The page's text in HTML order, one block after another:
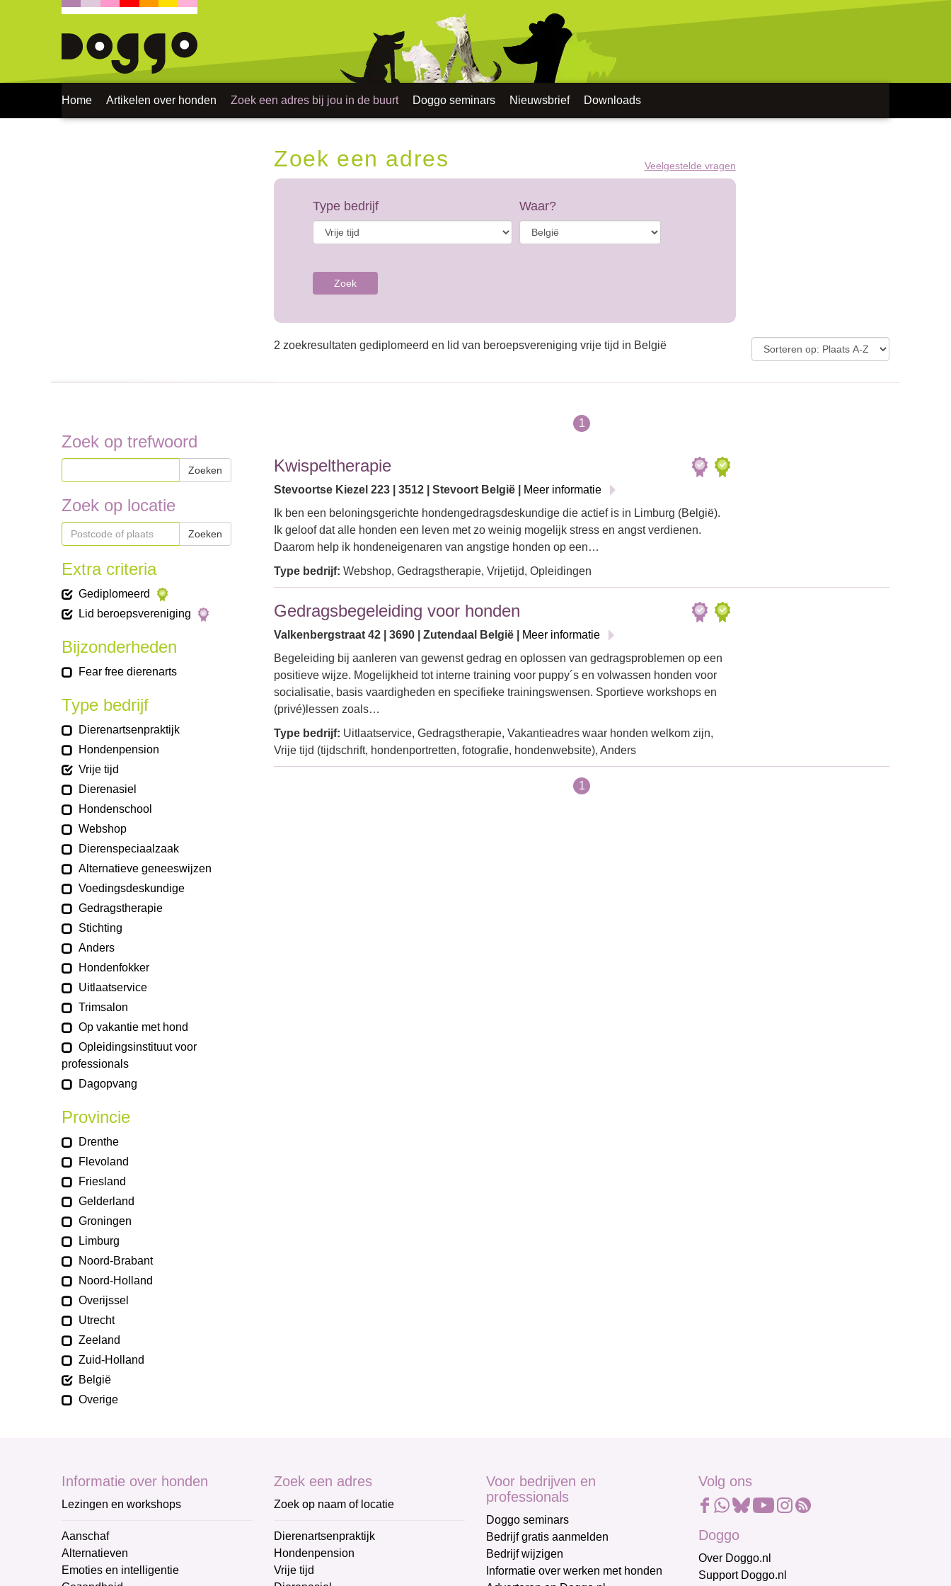
Home Artikelen over honden Zoek een adres bij jou in de buurt Doggo seminars Nieuwsbrief Downloads
Zoek een adres Veelgestelde vragen
Type bedrijf Waar?
Zoek
2 zoekresultaten gediplomeerd en lid van beroepsvereniging vrije tijd in België
Zoek op trefwoord
Zoeken
Zoek op locatie
Zoeken
Extra criteria
Gediplomeerd
Lid beroepsvereniging
Bijzonderheden
Fear free dierenarts
Type bedrijf
Dierenartsenpraktijk
Hondenpension
Vrije tijd
Dierenasiel
Hondenschool
Webshop
Dierenspeciaalzaak
Alternatieve geneeswijzen
Voedingsdeskundige
Gedragstherapie
Stichting
Anders
Hondenfokker
Uitlaatservice
Trimsalon
Op vakantie met hond
Opleidingsinstituut voor
professionals
Dagopvang
Provincie
Drenthe
Flevoland
Friesland
Gelderland
Groningen
Limburg
Noord-Brabant
Noord-Holland
Overijssel
Utrecht
Zeeland
Zuid-Holland
België
Overige
1
Kwispeltherapie
Stevoortse Kiezel 223 | 3512 | Stevoort België |
Meer informatie
Ik ben een beloningsgerichte hondengedragsdeskundige die actief is in Limburg (België).
Ik geloof dat alle honden een leven met zo weinig mogelijk stress en angst verdienen.
Daarom help ik hondeneigenaren van angstige honden op een…
Type bedrijf: Webshop, Gedragstherapie, Vrijetijd, Opleidingen
Gedragsbegeleiding voor honden
Valkenbergstraat 42 | 3690 | Zutendaal België |
Meer informatie
Begeleiding bij aanleren van gewenst gedrag en oplossen van gedragsproblemen op een
positieve wijze. Mogelijkheid tot interne training voor puppy´s en volwassen honden voor
socialisatie, basis vaardigheden en specifieke trainingswensen. Sportieve workshops en
(privé)lessen zoals…
Type bedrijf: Uitlaatservice, Gedragstherapie, Vakantieadres waar honden welkom zijn,
Vrije tijd (tijdschrift, hondenportretten, fotografie, hondenwebsite), Anders
1
Informatie over honden
Lezingen en workshops
Aanschaf
Alternatieven
Emoties en intelligentie
Zoek een adres
Zoek op naam of locatie
Dierenartsenpraktijk
Hondenpension
Vrije tijd
Voor bedrijven en
professionals
Doggo seminars
Bedrijf gratis aanmelden
Bedrijf wijzigen
Informatie over werken met honden
Volg ons
Doggo
Over Doggo.nl
Support Doggo.nl